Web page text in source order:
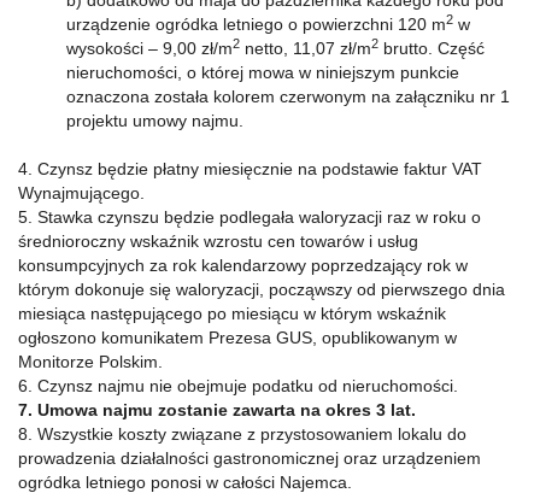
urządzenie ogródka letniego o powierzchni 120 m2 w
wysokości – 9,00 zł/m2 netto, 11,07 zł/m2 brutto. Część
nieruchomości, o której mowa w niniejszym punkcie
oznaczona została kolorem czerwonym na załączniku nr 1
projektu umowy najmu.
4. Czynsz będzie płatny miesięcznie na podstawie faktur VAT
Wynajmującego.
5. Stawka czynszu będzie podlegała waloryzacji raz w roku o
średnioroczny wskaźnik wzrostu cen towarów i usług
konsumpcyjnych za rok kalendarzowy poprzedzający rok w
którym dokonuje się waloryzacji, począwszy od pierwszego dnia
miesiąca następującego po miesiącu w którym wskaźnik
ogłoszono komunikatem Prezesa GUS, opublikowanym w
Monitorze Polskim.
6. Czynsz najmu nie obejmuje podatku od nieruchomości.
7. Umowa najmu zostanie zawarta na okres 3 lat.
8. Wszystkie koszty związane z przystosowaniem lokalu do
prowadzenia działalności gastronomicznej oraz urządzeniem
ogródka letniego ponosi w całości Najemca.